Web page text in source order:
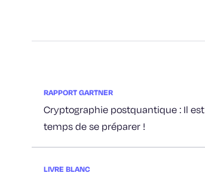
RAPPORT GARTNER
Cryptographie postquantique : Il est
temps de se préparer !
LIVRE BLANC